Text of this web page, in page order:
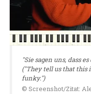
"Sie sagen uns, dass
("They tell us that this
funky.")
© Screenshot/Zitat: